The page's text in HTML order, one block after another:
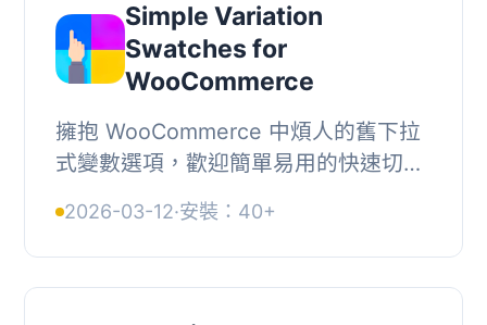
Simple Variation
Swatches for
WooCommerce
擁抱 WooCommerce 中煩人的舊下拉
式變數選項，歡迎簡單易用的快速切換
所有必要功能，可以用按鈕、色彩、圖
片和單選框替換...
2026-03-12·安裝：40+